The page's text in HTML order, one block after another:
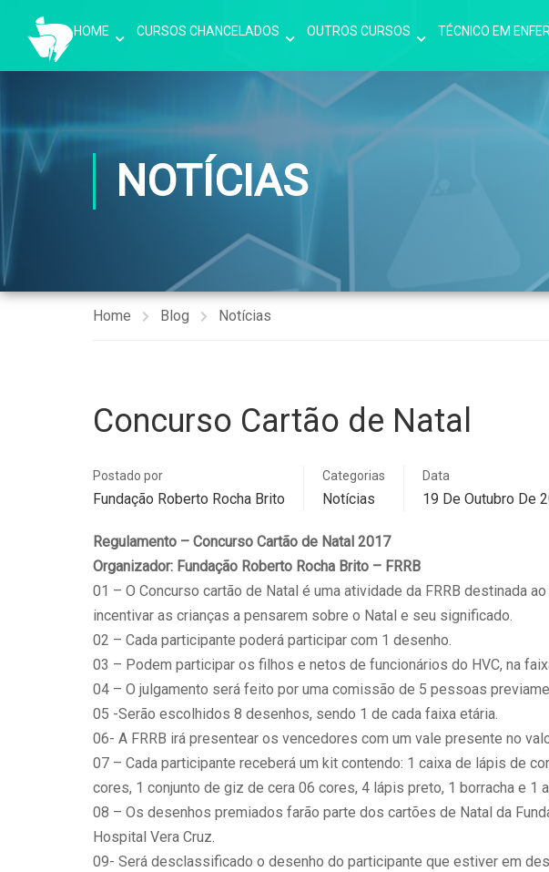
HOME CURSOS CHANCELADOS OUTROS CURSOS TÉCNICO EM
NOTÍCIAS
Home Blog Notícias
Concurso Cartão de Natal
Postado por
Fundação Roberto Rocha Brito
Categorias
Notícias
Data
19 De Outubro De
Regulamento – Concurso Cartão de Natal 2017
Organizador: Fundação Roberto Rocha Brito – FRRB
01 – O Concurso cartão de Natal é uma atividade da FRRB destinada
incentivar as crianças a pensarem sobre o Natal e seu significado.
02 – Cada participante poderá participar com 1 desenho.
03 – Podem participar os filhos e netos de funcionários do HVC, na
04 – O julgamento será feito por uma comissão de 5 pessoas
05 -Serão escolhidos 8 desenhos, sendo 1 de cada faixa etária.
06- A FRRB irá presentear os vencedores com um vale presente no
07 – Cada participante receberá um kit contendo: 1 caixa de lápis de
cores, 1 conjunto de giz de cera 06 cores, 4 lápis preto, 1 borracha e 1
08 – Os desenhos premiados farão parte dos cartões de Natal da
Hospital Vera Cruz.
09- Será desclassificado o desenho do participante que estiver em